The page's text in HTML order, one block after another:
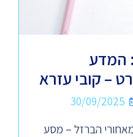
המדע
– קובי עזרא
30/09/2025
הברזל – מסע